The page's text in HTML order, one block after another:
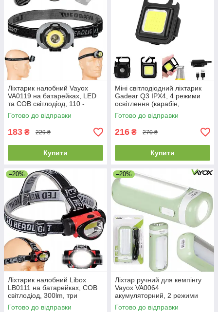
Ліхтарик налобний Vayox
VA0119 на батарейках, LED
та COB світлодіод, 110 -
170lm, три режими
Готово до відправки
183 ₴ 229 ₴
Купити
Міні світлодіодний ліхтарик
Gadear Q3 IPX4, 4 режими
освітлення (карабін,
відкривачка для пляшок,
магніт)
Готово до відправки
216 ₴ 270 ₴
Купити
–20%
Ліхтарик налобний Libox
LB0111 на батарейках, COB
світлодіод, 300lm, три
режими
Готово до відправки
–20%
Ліхтар ручний для кемпінгу
Vayox VA0064
акумуляторний, 2 режими
Готово до відправки